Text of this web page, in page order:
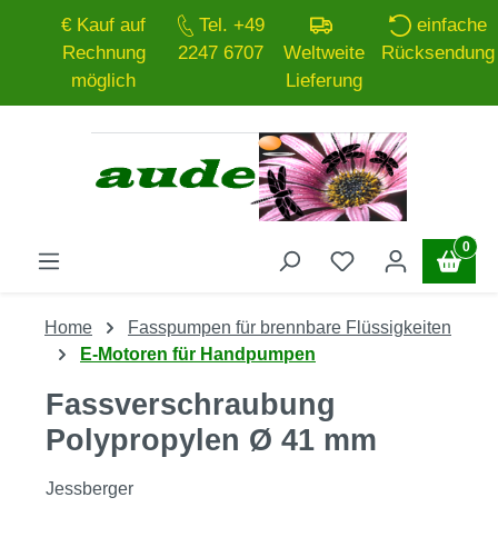
Zum Hauptinhalt springen
€ Kauf auf
Rechnung
möglich
Tel. +49
2247 6707
Weltweite
Lieferung
einfache
Rücksendung
0
Home
Fasspumpen für brennbare Flüssigkeiten
E-Motoren für Handpumpen
Fassverschraubung
Polypropylen Ø 41 mm
Jessberger